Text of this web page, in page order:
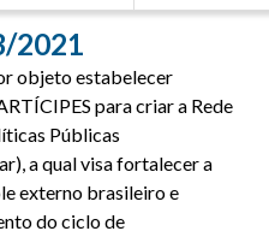
2021
objeto estabelecer
para criar a Rede
Públicas
a qual visa fortalecer a
externo brasileiro e
do ciclo de